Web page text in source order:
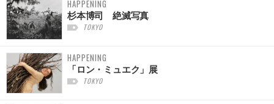
HAPPENING
杉本博司 絶滅写真
TOKYO
HAPPENING
「ロン・ミュエク」展
TOKYO